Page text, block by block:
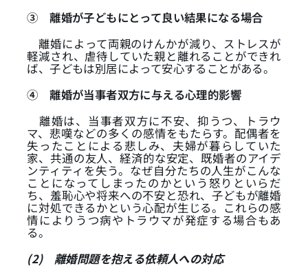
③
離婚が子どもにとって良い結果になる場合
離婚によって両親のけんかが減り、ストレスが
軽減され、虐待していた親と離れることができれ
ば、子どもは別居によって安心することがある。
④
離婚が当事者双方に与える心理的影響
離婚は、当事者双方に不安、抑うつ、トラウ
マ、悲嘆などの多くの感情をもたらす。配偶者を
失ったことによる悲しみ、夫婦が暮らしていた
家、共通の友人、経済的な安定、既婚者のアイデ
ンティティを失う。なぜ自分たちの人生がこんな
ことになってしまったのかという怒りといらだ
ち、羞恥心や将来への不安と恐れ、子どもが離婚
に対処できるかという心配が生じる。これらの感
情によりうつ病やトラウマが発症する場合もあ
る。
(2)
離婚問題を抱える依頼人への対応